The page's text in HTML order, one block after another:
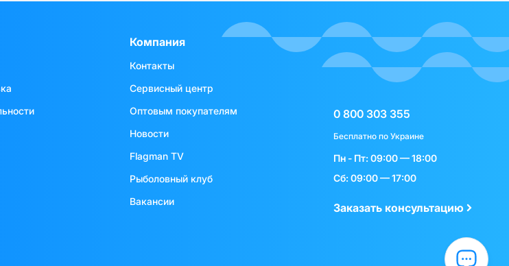
Компания
Контакты
Сервисный центр
Оптовым покупателям
Новости
Flagman TV
Рыболовный клуб
Вакансии
0 800 303 355
Бесплатно по Украине
Пн - Пт: 09:00 — 18:00
Сб: 09:00 — 17:00
Заказать консультацию